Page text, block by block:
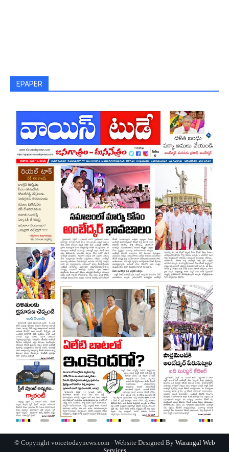
EPAPER
© Copyright voicetodaynews.com - Website Designed By Warangal Web
Services